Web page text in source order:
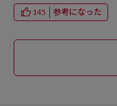
145 参考になった